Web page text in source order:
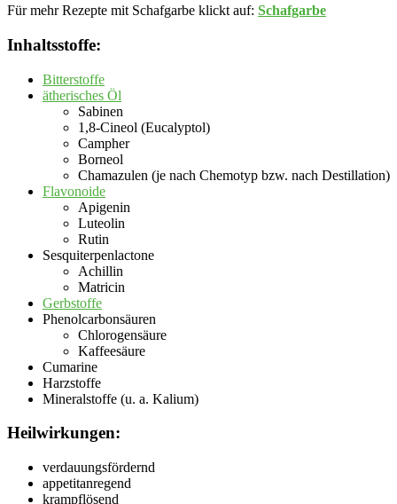
Für mehr Rezepte mit Schafgarbe klickt auf: Schafgarbe
Inhaltsstoffe:
Bitterstoffe
ätherisches Öl
Sabinen
1,8-Cineol (Eucalyptol)
Campher
Borneol
Chamazulen (je nach Chemotyp bzw. nach Destillation)
Flavonoide
Apigenin
Luteolin
Rutin
Sesquiterpenlactone
Achillin
Matricin
Gerbstoffe
Phenolcarbonsäuren
Chlorogensäure
Kaffeesäure
Cumarine
Harzstoffe
Mineralstoffe (u. a. Kalium)
Heilwirkungen:
verdauungsfördernd
appetitanregend
krampflösend